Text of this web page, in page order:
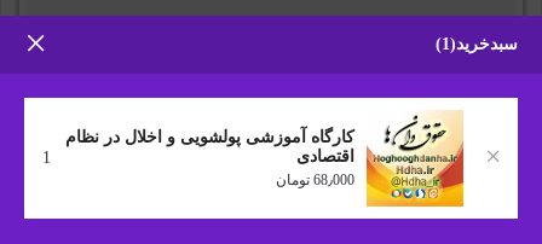
حدود صلاحیت دیوان عدالت اداری و محاکم دادگستری در
سبدخرید 1
کارگاه آموزشی پولشویی و اخلال در نظام
اقتصادی
68٫000 تومان
1